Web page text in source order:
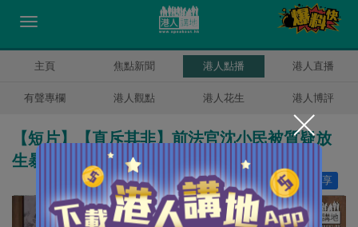
主頁 焦點新聞 港人點播 港人直播
有聲專欄 港人觀點 港人花生 港人博評
【短片】【直斥其非】前法官沈小民被質疑放
生暴徒 傅健慈：有違常理、法理犯錯！
分享
讚好 23